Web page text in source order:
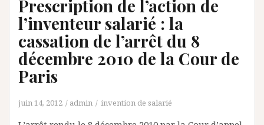
Prescription de l’action de
l’inventeur salarié : la
cassation de l’arrêt du 8
décembre 2010 de la Cour de
Paris
juin 14, 2012 admin invention de salarié